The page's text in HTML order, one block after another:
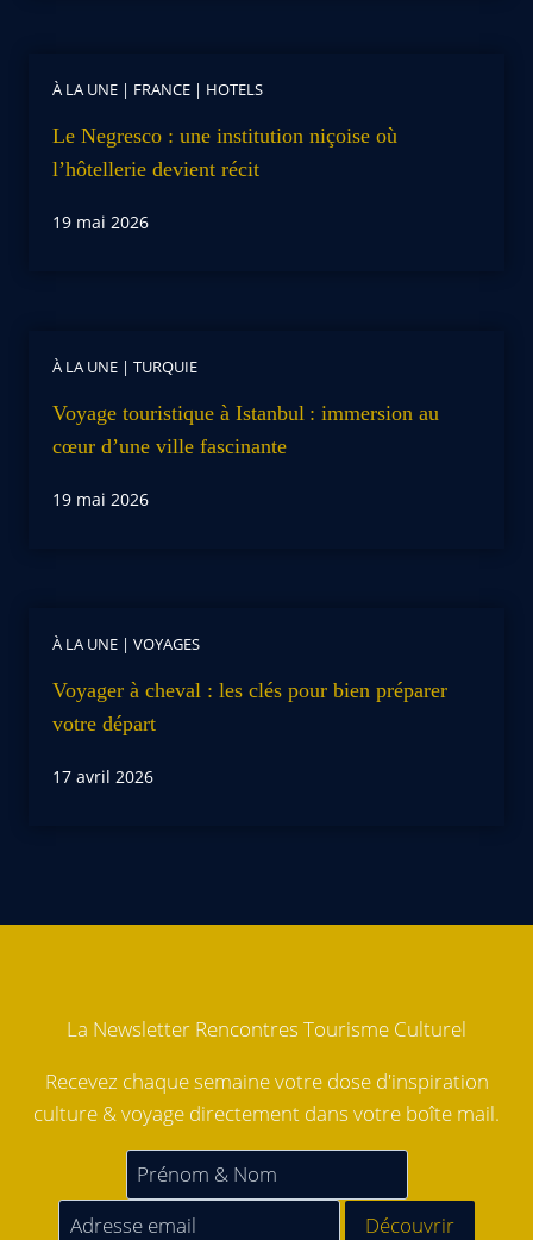
À LA UNE | FRANCE | HOTELS
Le Negresco : une institution niçoise où
l’hôtellerie devient récit
19 mai 2026
À LA UNE | TURQUIE
Voyage touristique à Istanbul : immersion au
cœur d’une ville fascinante
19 mai 2026
À LA UNE | VOYAGES
Voyager à cheval : les clés pour bien préparer
votre départ
17 avril 2026
La Newsletter Rencontres Tourisme Culturel
Recevez chaque semaine votre dose d'inspiration
culture & voyage directement dans votre boîte mail.